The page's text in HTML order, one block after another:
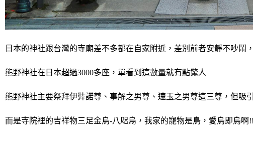
日本的神社跟台灣的寺廟差不多都在自家附近，差別前者安靜不吵鬧
熊野神社在日本超過3000多座，單看到這數量就有點驚人
熊野神社主要祭拜伊弉諾尊、事解之男尊、速玉之男尊這三尊，但吸
而是寺院裡的吉祥物三足金烏-八咫烏，我家的寵物是鳥，愛烏即烏啊!!